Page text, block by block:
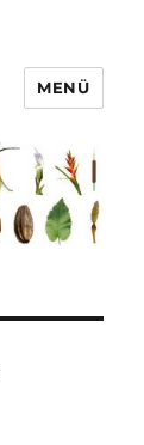
MENÜ